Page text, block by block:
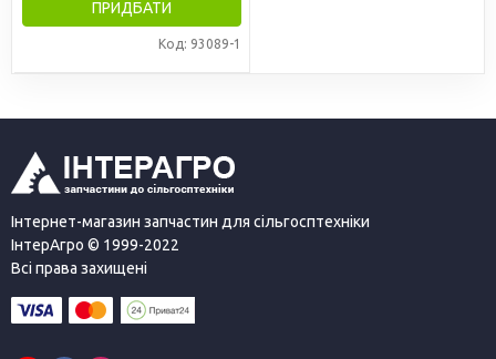
ПРИДБАТИ
Код: 93089-1
Інтернет-магазин запчастин для сільгосптехніки
ІнтерАгро © 1999-2022
Всі права захищені